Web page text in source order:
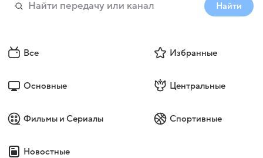
Найти
Все Избранные
Основные Центральные
Фильмы и Сериалы Спортивные
Новостные